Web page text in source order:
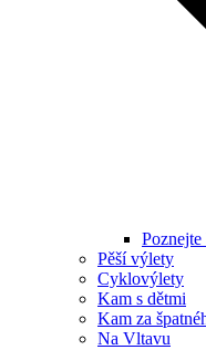
Pěší výlety
Cyklovýlety
Kam s dětmi
Kam za
Na Vltavu